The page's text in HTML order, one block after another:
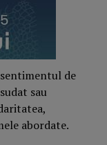
de
sau
abordate.